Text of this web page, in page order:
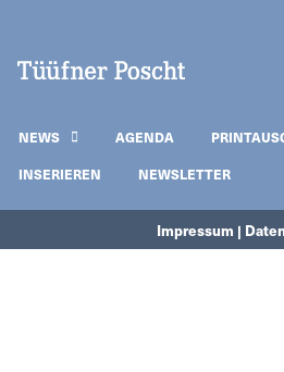
NEWS AGENDA
INSERIEREN
NEWSLETTER
Impressum |